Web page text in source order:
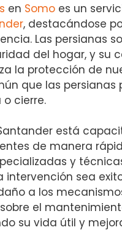
en Somo es un
, destacándose
Las persianas
del hogar, y su
la protección de
que las persianas
cierre.
está
de manera
y
sea
a los
el
su vida útil y